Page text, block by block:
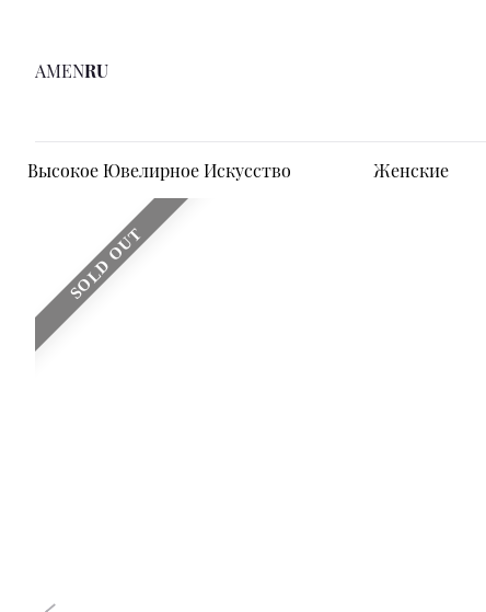
AMENRU
Высокое Ювелирное Искусство Женские
SOLD OUT